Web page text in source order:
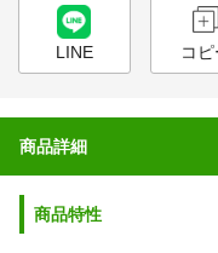
LINE コピ
商品詳細
商品特性